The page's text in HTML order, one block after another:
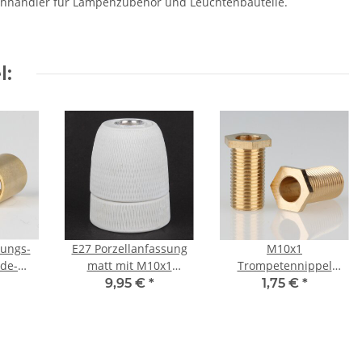
E27 Porzellanfassung
matt mit M10x1
Innengewinde 250V/4A
9,95 € *
M10x1
Trompetennippel
Messing 6-kant 18mm
1,75 € *